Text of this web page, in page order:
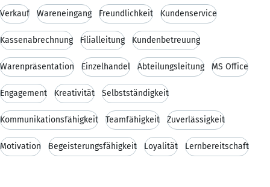
Verkauf Wareneingang Freundlichkeit Kundenservice
Kassenabrechnung Filialleitung Kundenbetreuung
Warenpräsentation Einzelhandel Abteilungsleitung MS Office
Engagement Kreativität Selbstständigkeit
Kommunikationsfähigkeit Teamfähigkeit Zuverlässigkeit
Motivation Begeisterungsfähigkeit Loyalität Lernbereitschaft